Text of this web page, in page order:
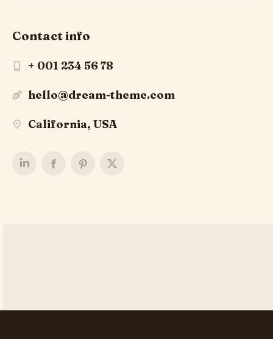
Contact info
+ 001 234 56 78
hello@dream-theme.com
California, USA